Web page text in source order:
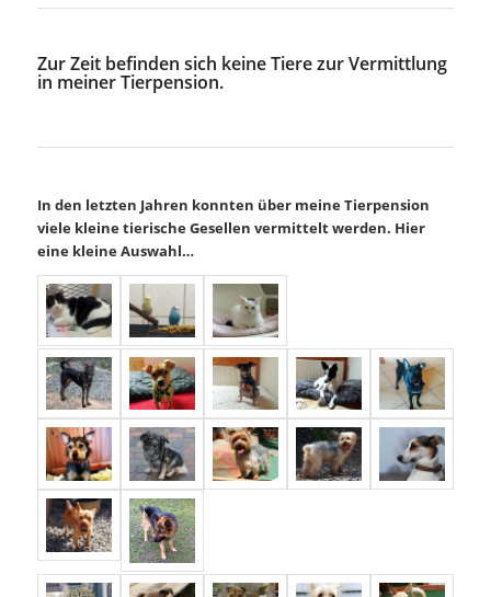
Zur Zeit befinden sich keine Tiere zur Vermittlung
in meiner Tierpension.
In den letzten Jahren konnten über meine Tierpension
viele kleine tierische Gesellen vermittelt werden. Hier
eine kleine Auswahl…